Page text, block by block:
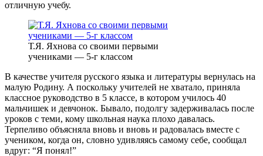
отличную учебу.
Т.Я. Яхнова со своими первыми
учениками — 5-г классом
В качестве учителя русского языка и литературы вернулась на
малую Родину. А поскольку учителей не хватало, приняла
классное руководство в 5 классе, в котором училось 40
мальчишек и девчонок. Бывало, подолгу задерживалась после
уроков с теми, кому школьная наука плохо давалась.
Терпеливо объясняла вновь и вновь и радовалась вместе с
учеником, когда он, словно удивляясь самому себе, сообщал
вдруг: “Я понял!”